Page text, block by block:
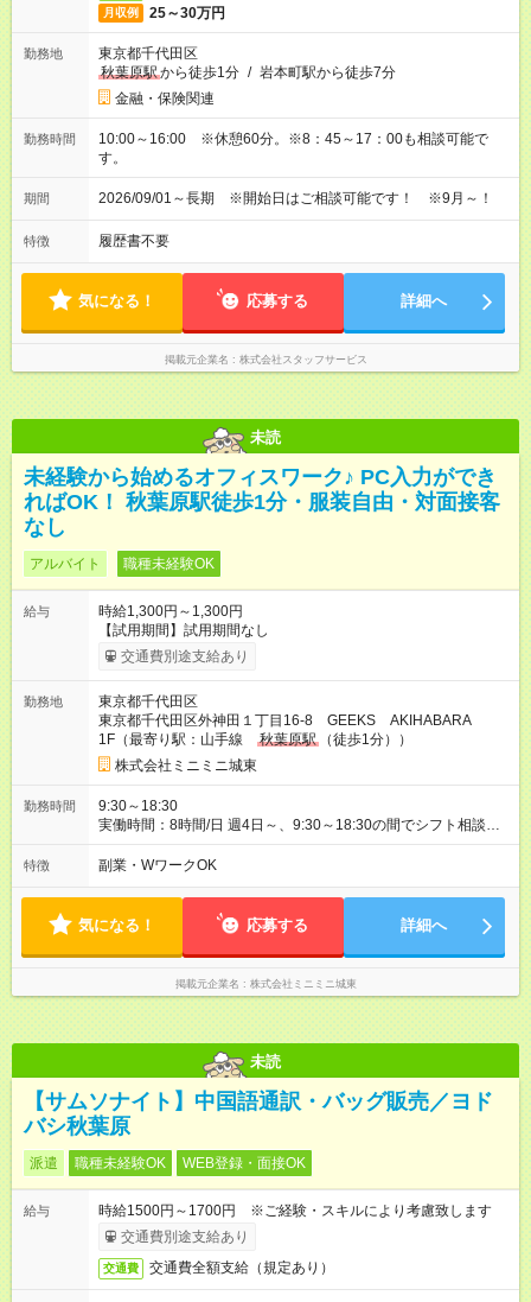
月収例 25～30万円
勤務地
東京都千代田区
秋葉原駅から徒歩1分 / 岩本町駅から徒歩7分
金融・保険関連
勤務時間
10:00～16:00 ※休憩60分。※8：45～17：00も相談可能で
す。
期間 2026/09/01～長期 ※開始日はご相談可能です！ ※9月～！
特徴 履歴書不要
気になる！ 応募する 詳細へ
掲載元企業名 株式会社スタッフサービス
未読
未経験から始めるオフィスワーク♪ PC入力ができ
ればOK！ 秋葉原駅徒歩1分・服装自由・対面接客
なし
アルバイト 職種未経験OK
給与
時給1,300円～1,300円
【試用期間】試用期間なし
交通費別途支給あり
勤務地
東京都千代田区
東京都千代田区外神田１丁目16-8 GEEKS AKIHABARA
1F（最寄り駅：山手線
秋葉原駅
（徒歩1分））
株式会社ミニミニ城東
勤務時間
9:30～18:30
実働時間：8時間/日 週4日～、9:30～18:30の間でシフト相談
OK！ あなたのライフスタイルに合わせて、無理のない勤務時間
を一緒に決めましょう。 ガッツリ働きたい方も、時間を調整し
て働きたい方にオススメ。
特徴 副業・WワークOK
気になる！ 応募する 詳細へ
掲載元企業名 株式会社ミニミニ城東
未読
【サムソナイト】中国語通訳・バッグ販売／ヨド
バシ秋葉原
派遣 職種未経験OK WEB登録・面接OK
給与
時給1500円～1700円 ※ご経験・スキルにより考慮致します
交通費別途支給あり
交通費 交通費全額支給（規定あり）